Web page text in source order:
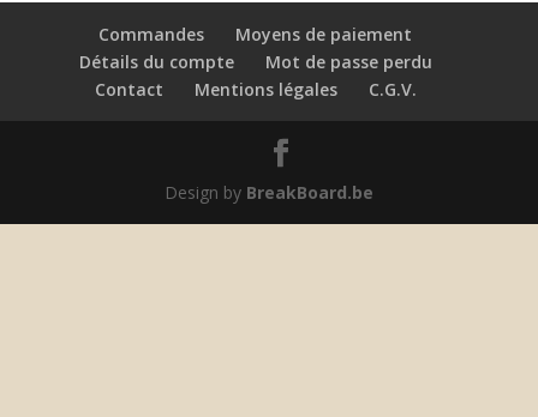
Commandes
Moyens de paiement
Détails du compte
Mot de passe perdu
Contact
Mentions légales C.G.V.
Design by BreakBoard.be